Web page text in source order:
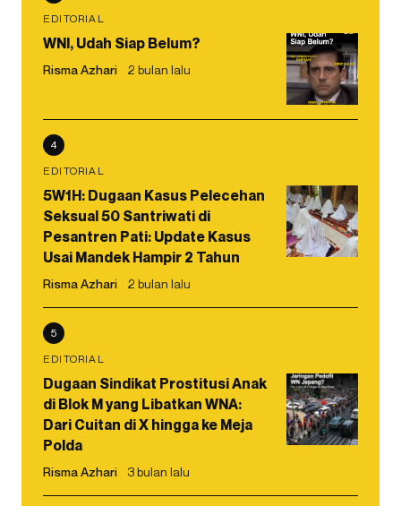
EDITORIAL
WNI, Udah Siap Belum?
Risma Azhari 2 bulan lalu
4
EDITORIAL
5W1H: Dugaan Kasus Pelecehan
Seksual 50 Santriwati di
Pesantren Pati: Update Kasus
Usai Mandek Hampir 2 Tahun
Risma Azhari 2 bulan lalu
5
EDITORIAL
Dugaan Sindikat Prostitusi Anak
di Blok M yang Libatkan WNA:
Dari Cuitan di X hingga ke Meja
Polda
Risma Azhari 3 bulan lalu